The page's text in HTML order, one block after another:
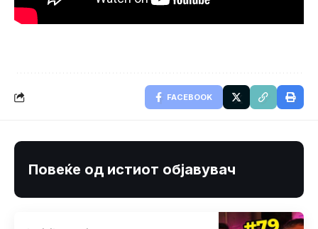
FACEBOOK
Повеќе од истиот објавувач